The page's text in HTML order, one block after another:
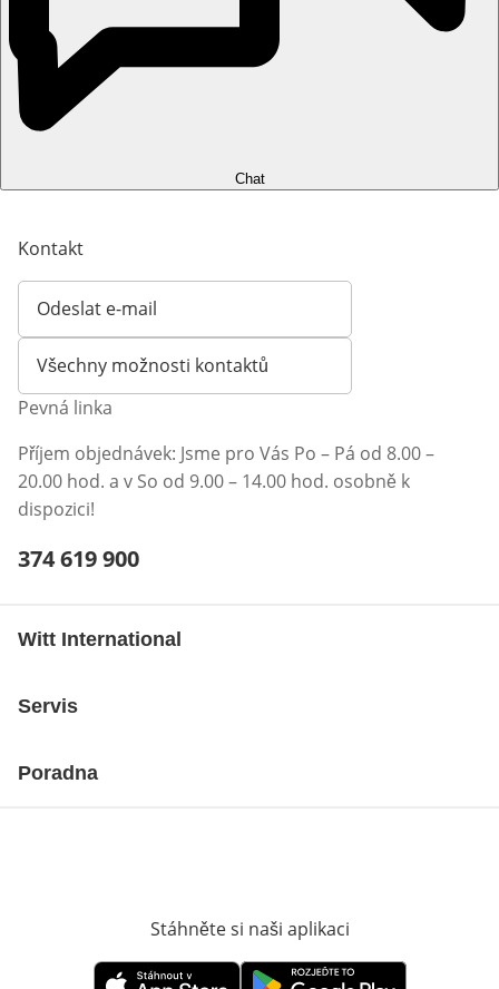
Chat
Kontakt
Odeslat e-mail
Otevírá e-mailového klienta
Všechny možnosti kontaktů
Pevná linka
Příjem objednávek: Jsme pro Vás Po – Pá od 8.00 –
20.00 hod. a v So od 9.00 – 14.00 hod. osobně k
dispozici!
Telefonní číslo:
374 619 900
Witt International
Servis
Poradna
Stáhněte si naši aplikaci